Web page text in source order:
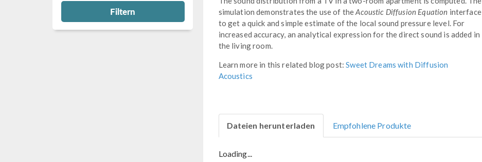
Filtern
simulation demonstrates the use of theAcoustic Diffusion Equation interface
to get a quick and simple estimate of the local sound pressure level. For
increased accuracy, an analytical expression for the direct sound is added in
the living room.
Learn more in this related blog post:Sweet Dreams with Diffusion
Acoustics
Dateien herunterladen Empfohlene Produkte
Loading...